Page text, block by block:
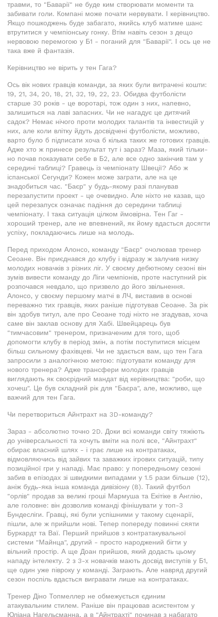
травми, то "Баварії" не буде ким створювати моменти та
забивати голи. Компані може почати нервувати. І керівництво.
Якщо пошкоджень буде забагато, якийсь клуб матиме шанс
втрутитися у чемпіонську гонку. Втім навіть сезон з дещо
нервовою перемогою у Б1 - поганий для "Баварії". І ось це не
така вже й фантазія.
Керівництво не вірить у тен Гага?
Ось вік нових гравців команди, за яких були витрачені кошти:
19, 21, 34, 20, 18, 21, 32, 19, 22, 23. Обидва футболісти
старше 30 років - це воротарі, тож один з них, напевно,
залишиться на лаві запасних. Чи не нагадує це дитячий
садок? Немає нічого проти молодих талантів та інвестицій у
них, але коли влітку йдуть досвідчені футболісти, можливо,
варто було б підписати хоча б кілька таких же готових гравців.
Адже хто ж принесе результат тут і зараз? Маза, який тільки-
но почав показувати себе в Б2, але все одно закінчив там у
середині таблиці? Гравець із чемпіонату Швеції? Або ж
іспанської Сегунди? Кожен може заграти, але на це
знадобиться час. "Баєр" у будь-якому разі планував
перезапустити проект - це очевидно. Але ніхто не казав, що
цей перезапуск означає падіння до середини таблиці
чемпіонату. І така ситуація цілком ймовірна. Тен Гаг -
хороший тренер, але не впевнений, як йому вдасться досягти
успіху, покладаючись лише на молодь.
Перед приходом Алонсо, команду "Баєр" очолював тренер
Сеоане. Він приєднався до клубу і відразу ж залучив низку
молодих новачків з різних ліг. У своєму дебютному сезоні він
зумів вивести команду до Ліги чемпіонів, проте наступний рік
розпочався невдало, що призвело до його звільнення.
Алонсо, у своєму першому матчі в ЛЧ, виставив в основі
переважно тих гравців, яких раніше підготував Сеоане. За рік
він здобув титул, але про Сеоане тоді ніхто не згадував, хоча
саме він заклав основу для Хабі. Швейцарець був
"тимчасовим" тренером, призначеним для того, щоб
допомогти клубу в період змін, а потім поступитися місцем
більш сильному фахівцеві. Чи не здається вам, що тен Гага
запросили з аналогічною метою: підготувати команду для
нового тренера? Адже трансфери молодих гравців
виглядають як своєрідний мандат від керівництва: "роби, що
хочеш". Це був складний рік для "Баєра", але, можливо, ще
важчий для тен Гага.
Чи перетвориться Айнтрахт на 3D-команду?
Зараз - абсолютно точно 2D. Доки всі команди світу тяжіють
до універсальності та хочуть вміти на полі все, "Айнтрахт"
обирає власний шлях - і грає лише на контратаках,
відмовляючись від зайвих та заважких ігрових ситуацій, типу
позиційної гри у нападі. Має право: у попередньому сезоні
забив в епізодах зі швидкими випадами у 1.5 рази більше (12),
аніж будь-яка інша команда дивізіону (8). Такий футбол
"орлів" продав за великі гроші Мармуша та Екітіке в Англію,
але головне: він дозволив команді фінішувати у топ-3
Бундесліги. Гравці, які були успішними у такому сценарії,
пішли, але ж прийшли нові. Тепер попереду повинні сяяти
Буркардт та Ваї. Перший прийшов з контратакувальної
системи "Майнца", другий - просто народжений бігти у
вільний простір. А ще Доан прийшов, який додасть цьому
нападу інтелекту. 2 з 3-х новачків мають досвід виступів у Б1,
ще один уже півроку у команді. Заграють. Але навряд другий
сезон поспіль вдасться вигравати лише на контратаках.
Тренер Діно Топмеллер не обмежується єдиним
атакувальним стилем. Раніше він працював асистентом у
Юліана Нагельсманна, а в "Айнтрахті" починав з набагато